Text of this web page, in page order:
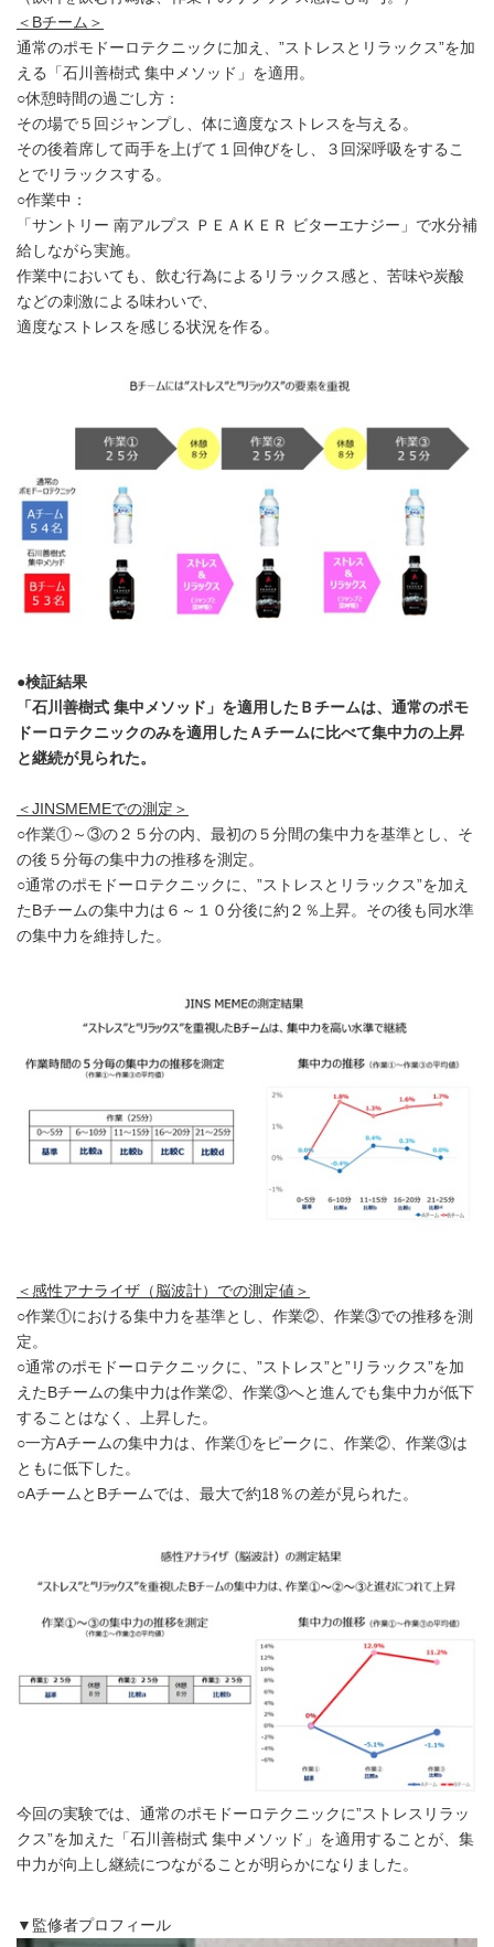
＜Bチーム＞
通常のポモドーロテクニックに加え、”ストレスとリラックス”を加
える「石川善樹式 集中メソッド」を適用。
○休憩時間の過ごし方：
その場で５回ジャンプし、体に適度なストレスを与える。
その後着席して両手を上げて１回伸びをし、３回深呼吸をするこ
とでリラックスする。
○作業中：
「サントリー 南アルプス ＰＥＡＫＥＲ ビターエナジー」で水分補
給しながら実施。
作業中においても、飲む行為によるリラックス感と、苦味や炭酸
などの刺激による味わいで、
適度なストレスを感じる状況を作る。
●検証結果
「石川善樹式 集中メソッド」を適用したＢチームは、通常のポモ
ドーロテクニックのみを適用したＡチームに比べて集中力の上昇
と継続が見られた。
＜JINSMEMEでの測定＞
○作業①～③の２５分の内、最初の５分間の集中力を基準とし、そ
の後５分毎の集中力の推移を測定。
○通常のポモドーロテクニックに、”ストレスとリラックス”を加え
たBチームの集中力は６～１０分後に約２％上昇。その後も同水準
の集中力を維持した。
＜感性アナライザ（脳波計）での測定値＞
○作業①における集中力を基準とし、作業②、作業③での推移を測
定。
○通常のポモドーロテクニックに、”ストレス”と”リラックス”を加
えたBチームの集中力は作業②、作業③へと進んでも集中力が低下
することはなく、上昇した。
○一方Aチームの集中力は、作業①をピークに、作業②、作業③は
ともに低下した。
○AチームとBチームでは、最大で約18％の差が見られた。
今回の実験では、通常のポモドーロテクニックに”ストレスリラッ
クス”を加えた「石川善樹式 集中メソッド」を適用することが、集
中力が向上し継続につながることが明らかになりました。
▼監修者プロフィール